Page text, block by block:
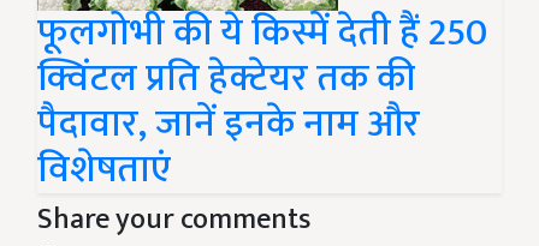
फूलगोभी की ये किस्में देती हैं 250
क्विंटल प्रति हेक्टेयर तक की
पैदावार, जानें इनके नाम और
विशेषताएं
Share your comments